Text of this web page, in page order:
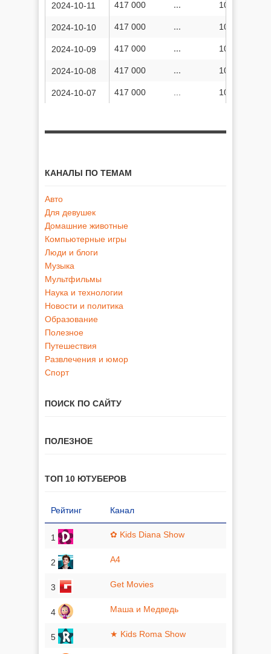
417 000 ... 106 579 845
417 000 ... 106 571 938
417 000 ... 106 539 950
417 000 ... 106 533 697
417 000 106 533 266
2024-10-11
2024-10-10
2024-10-09
2024-10-08
2024-10-07
КАНАЛЫ ПО ТЕМАМ
Авто
Для девушек
Домашние животные
Компьютерные игры
Люди и блоги
Музыка
Мультфильмы
Наука и технологии
Новости и политика
Образование
Полезное
Путешествия
Развлечения и юмор
Спорт
ПОИСК ПО САЙТУ
ПОЛЕЗНОЕ
ТОП 10 ЮТУБЕРОВ
Рейтинг Канал
1 ✿ Kids Diana Show
2 A4
3 Get Movies
4 Маша и Медведь
5 ★ Kids Roma Show